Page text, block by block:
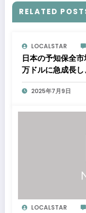
RELATED
LOCALSTAR
日本の予知保全
万ドルに急成長
長する見通し
2025年7月9日
LOCALSTAR